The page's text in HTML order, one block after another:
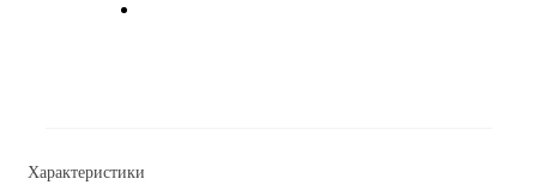
Характеристики